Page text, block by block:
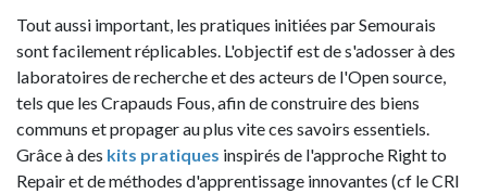
Tout aussi important, les pratiques initiées par Semourais
sont facilement réplicables. L'objectif est de s'adosser à des
laboratoires de recherche et des acteurs de l'Open source,
tels que les Crapauds Fous, afin de construire des biens
communs et propager au plus vite ces savoirs essentiels.
Grâce à des kits pratiques inspirés de l'approche Right to
Repair et de méthodes d'apprentissage innovantes (cf le CRI